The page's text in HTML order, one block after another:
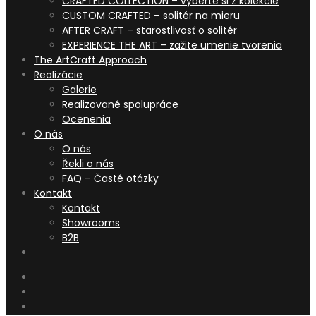
CUSTOM CRAFTED – solitér na mieru
AFTER CRAFT – starostlivosť o solitér
EXPERIENCE THE ART – zažite umenie tvorenia
The ArtCraft Approach
Realizácie
Galerie
Realizované spolupráce
Ocenenia
O nás
O nás
Řekli o nás
FAQ – Časté otázky
Kontakt
Kontakt
Showrooms
B2B